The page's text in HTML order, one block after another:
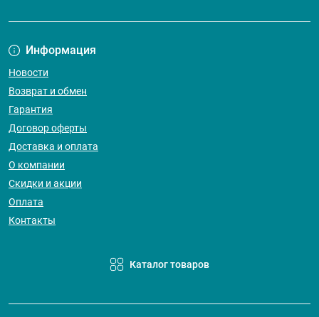
Информация
Новости
Возврат и обмен
Гарантия
Договор оферты
Доставка и оплата
О компании
Скидки и акции
Оплата
Контакты
Каталог товаров